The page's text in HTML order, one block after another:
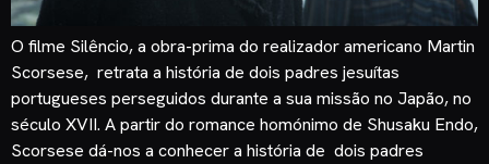
O filme Silêncio, a obra-prima do realizador americano Martin
Scorsese, retrata a história de dois padres jesuítas
portugueses perseguidos durante a sua missão no Japão, no
século XVII. A partir do romance homónimo de Shusaku Endo,
Scorsese dá-nos a conhecer a história de dois padres